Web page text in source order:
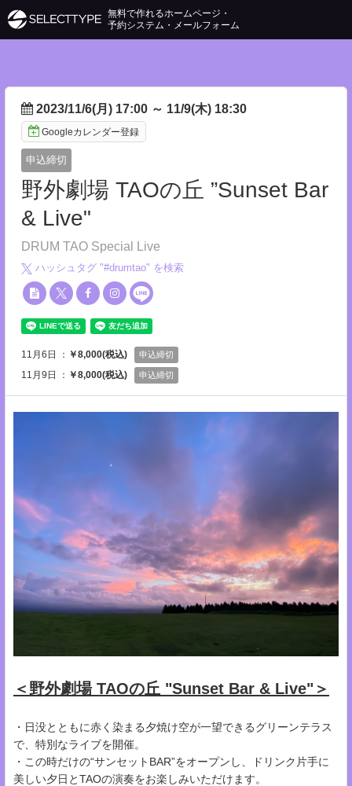
2023/11/6(月) 17:00 ～ 11/9(木) 18:30
Googleカレンダー登録
申込締切
野外劇場 TAOの丘 ”Sunset Bar
& Live"
DRUM TAO Special Live
ハッシュタグ "#drumtao" を検索
11月6日 ： ￥8,000(税込) 申込締切
11月9日 ： ￥8,000(税込) 申込締切
＜野外劇場 TAOの丘 "Sunset Bar & Live"＞
・日没とともに赤く染まる夕焼け空が一望できるグリーンテラス
で、特別なライブを開催。
・この時だけの“サンセットBAR”をオープンし、ドリンク片手に
美しい夕日とTAOの演奏をお楽しみいただけます。
無料で作れるホームページ・
予約システム・メールフォーム